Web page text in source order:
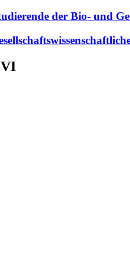
der Bio- und